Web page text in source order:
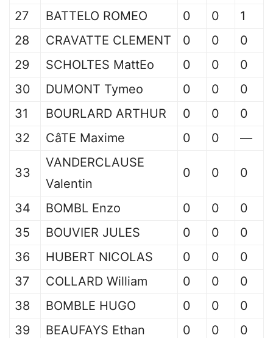
27 BATTELO ROMEO 0 0
1
28
CRAVATTE CLEMENT 0 0
0
29
SCHOLTES MattEo 0 0
0
30
DUMONT Tymeo 0 0
0
31
BOURLARD ARTHUR 0 0
0
32
CâTE Maxime 0 0 —
33
VANDERCLAUSE
Valentin
0 0 0
34 BOMBL Enzo 0 0
0
35
BOUVIER JULES 0 0
0
36
HUBERT NICOLAS 0 0
0
37
COLLARD William 0 0
0
38
BOMBLE HUGO 0 0
0
39
BEAUFAYS Ethan 0 0 0